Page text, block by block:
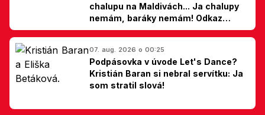
chalupu na Maldivách... Ja chalupy
nemám, baráky nemám! Odkaz
Slovákom
07. aug. 2026 o 00:25
Podpásovka v úvode Let's Dance?
Kristián Baran si nebral servítku: Ja
som stratil slová!